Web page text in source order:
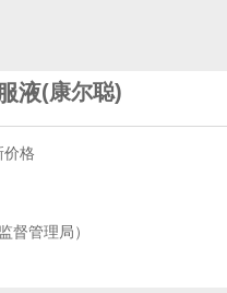
液(康尔聪)
价格
督管理局）